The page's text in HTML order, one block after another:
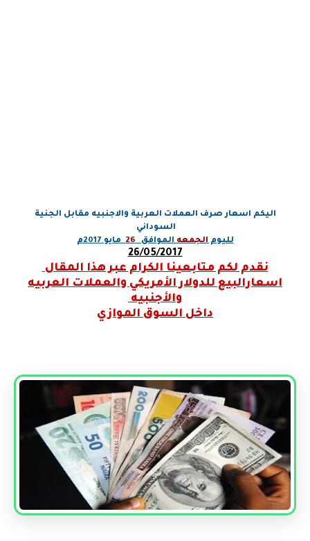
اليكم اسعار صرف العملات العربية والاجنبيه مقابل الجنية
السوداني
لليومالجمعهالموافق26 مايو 2017م
26/05/2017
نقدم لكم متابعينا الكرام عبر هذا المقال
اسعارالبيع للدولار الأمريكي والعملات العربيه
والأجنبيه
داخل السوق الموازي